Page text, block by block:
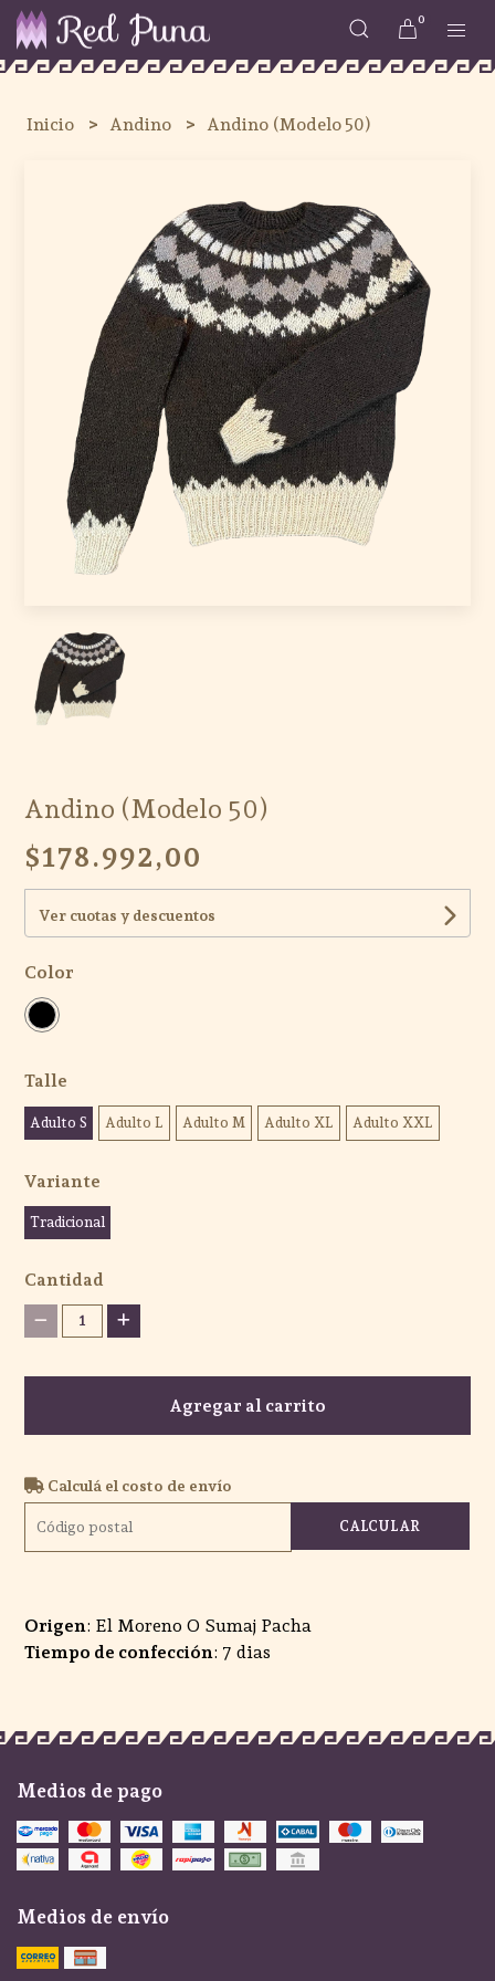
0
Inicio Andino Andino (Modelo 50)
Andino (Modelo 50)
$178.992,00
Ver cuotas y descuentos
Color
Talle
Adulto S Adulto L Adulto M Adulto XL Adulto XXL
Variante
Tradicional
Cantidad
1
Agregar al carrito
Calculá el costo de envío
CALCULAR
Origen: El Moreno O Sumaj Pacha
Tiempo de confección: 7 dias
Medios de pago
Medios de envío